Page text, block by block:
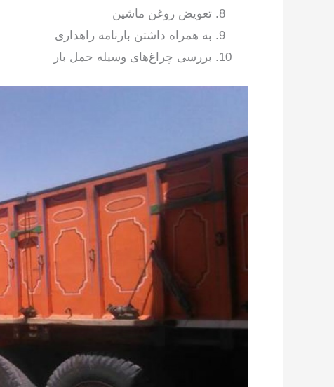
تعویض روغن ماشین
به همراه داشتن بارنامه راهداری
بررسی چراغ‌های وسیله حمل بار